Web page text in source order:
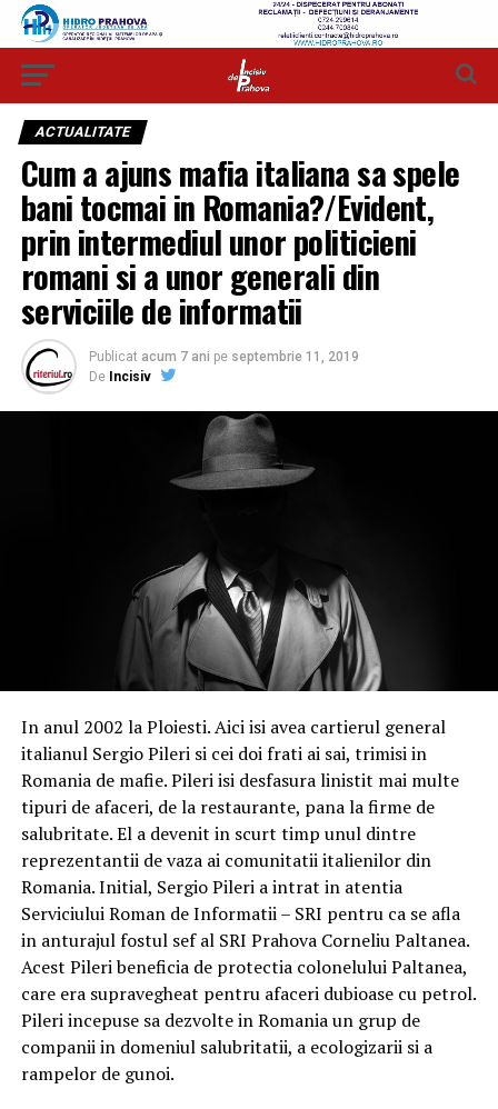
ACTUALITATE
Cum a ajuns mafia italiana sa spele
bani tocmai in Romania?/Evident,
prin intermediul unor politicieni
romani si a unor generali din
serviciile de informatii
Publicat acum 7 ani pe septembrie 11, 2019
De Incisiv
In anul 2002 la Ploiesti. Aici isi avea cartierul general
italianul Sergio Pileri si cei doi frati ai sai, trimisi in
Romania de mafie. Pileri isi desfasura linistit mai multe
tipuri de afaceri, de la restaurante, pana la firme de
salubritate. El a devenit in scurt timp unul dintre
reprezentantii de vaza ai comunitatii italienilor din
Romania. Initial, Sergio Pileri a intrat in atentia
Serviciului Roman de Informatii – SRI pentru ca se afla
in anturajul fostul sef al SRI Prahova Corneliu Paltanea.
Acest Pileri beneficia de protectia colonelului Paltanea,
care era supravegheat pentru afaceri dubioase cu petrol.
Pileri incepuse sa dezvolte in Romania un grup de
companii in domeniul salubritatii, a ecologizarii si a
rampelor de gunoi.